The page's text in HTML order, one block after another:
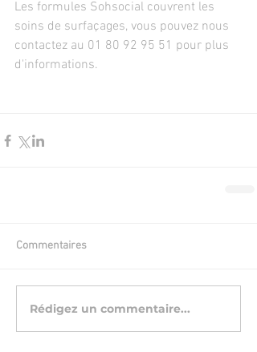
Les formules Sohsocial couvrent les
soins de surfaçages, vous pouvez nous
contactez au 01 80 92 95 51 pour plus
d'informations.
Commentaires
Rédigez un commentaire...